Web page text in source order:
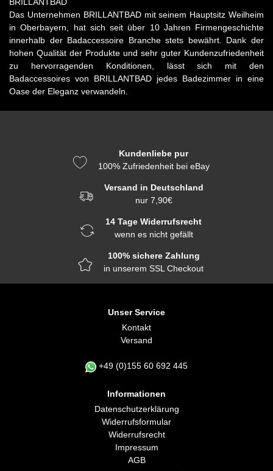
BRILLANTBAD
Das Unternehmen BRILLANTBAD mit seinem Hauptsitz Weilheim
in Oberbayern, hat sich seit über 10 Jahren Firmengeschichte
innerhalb der Badaccessoire Branche stets bewährt. Dank der
hohen Qualität der Produkte und sehr guter Kundenzufriedenheit
zu hervorragenden Konditionen, lässt sich mit den
Badaccessoires von BRILLANTBAD jedes Badezimmer in eine
Oase der Eleganz verwandeln.
Kundenliebe pur
100% Zufriedenheit bei eBay
Versand in Deutschland
nur 7,90€
14 Tage Widerrufsrecht
wenn es nicht gefällt
100% sichere Zahlung
in unserem SSL Checkout
Unser Service
Kontakt
Versand
+49 (0)155 60 692 445
Informationen
Daten­schutz­erklärung
Widerrufs­formular
Widerrufs­recht
Impressum
AGB